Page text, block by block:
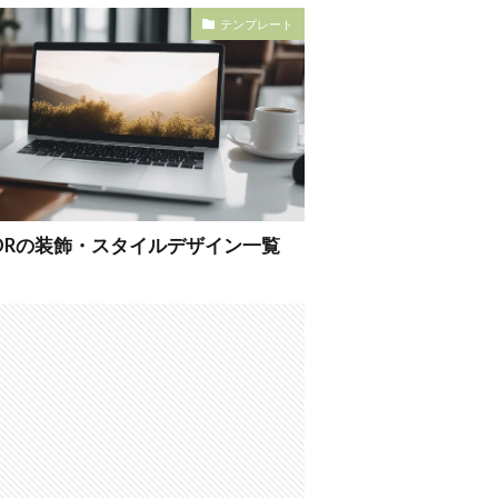
テンプレート
の装飾・スタイルデザイン一覧